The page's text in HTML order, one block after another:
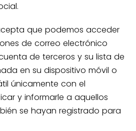
que podemos acceder
de correo electrónico
de terceros y su lista de
en su dispositivo móvil o
únicamente con el
y informarle a aquellos
se hayan registrado para